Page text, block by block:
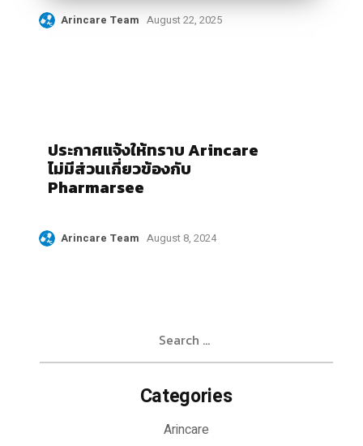
Arincare Team August 22, 2025
ประกาศแจ้งให้ทราบ Arincare
ไม่มีส่วนเกี่ยวข้องกับ
Pharmarsee
Arincare Team August 8, 2024
Categories
Arincare